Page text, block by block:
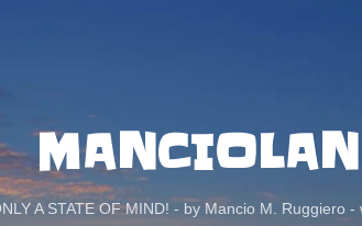
A STATE OF MIND! - by Mancio M. Ruggiero